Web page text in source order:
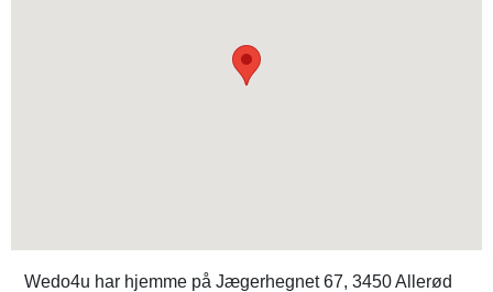
Wedo4u har hjemme på Jægerhegnet 67, 3450 Allerød